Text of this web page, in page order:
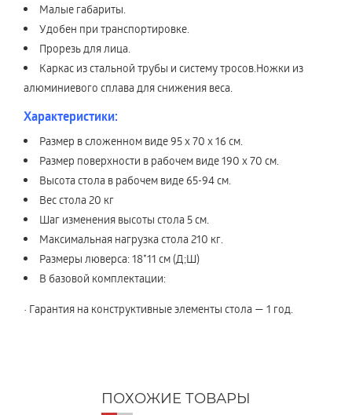
Малые габариты.
Удобен при транспортировке.
Прорезь для лица.
Каркас из стальной трубы и систему тросов.Ножки из
алюминиевого сплава для снижения веса.
Характеристики:
Размер в сложенном виде 95 х 70 х 16 см.
Размер поверхности в рабочем виде 190 х 70 см.
Высота стола в рабочем виде 65-94 см.
Вес стола 20 кг
Шаг изменения высоты стола 5 см.
Максимальная нагрузка стола 210 кг.
Размеры люверса: 18*11 см (Д;Ш)
В базовой комплектации:
• Гарантия на конструктивные элементы стола — 1 год.
ПОХОЖИЕ ТОВАРЫ